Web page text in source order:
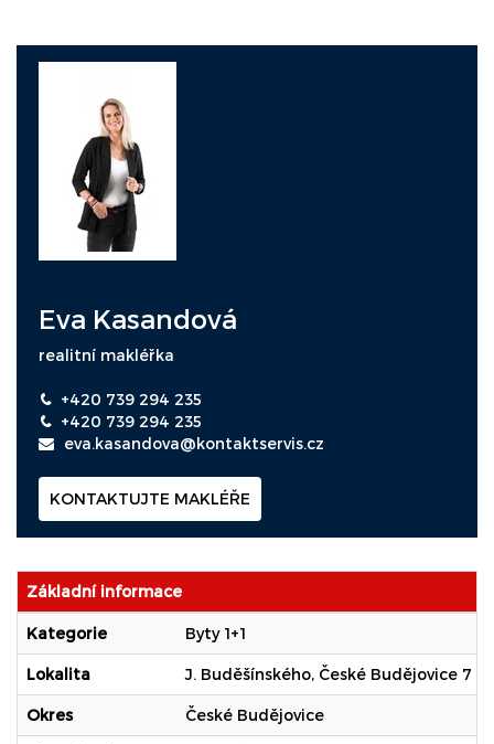
Eva Kasandová
realitní makléřka
+420 739 294 235
+420 739 294 235
eva.kasandova@kontaktservis.cz
KONTAKTUJTE MAKLÉŘE
Základní informace
Kategorie Byty 1+1
Lokalita J. Buděšínského, České Budějovice 7
Okres České Budějovice